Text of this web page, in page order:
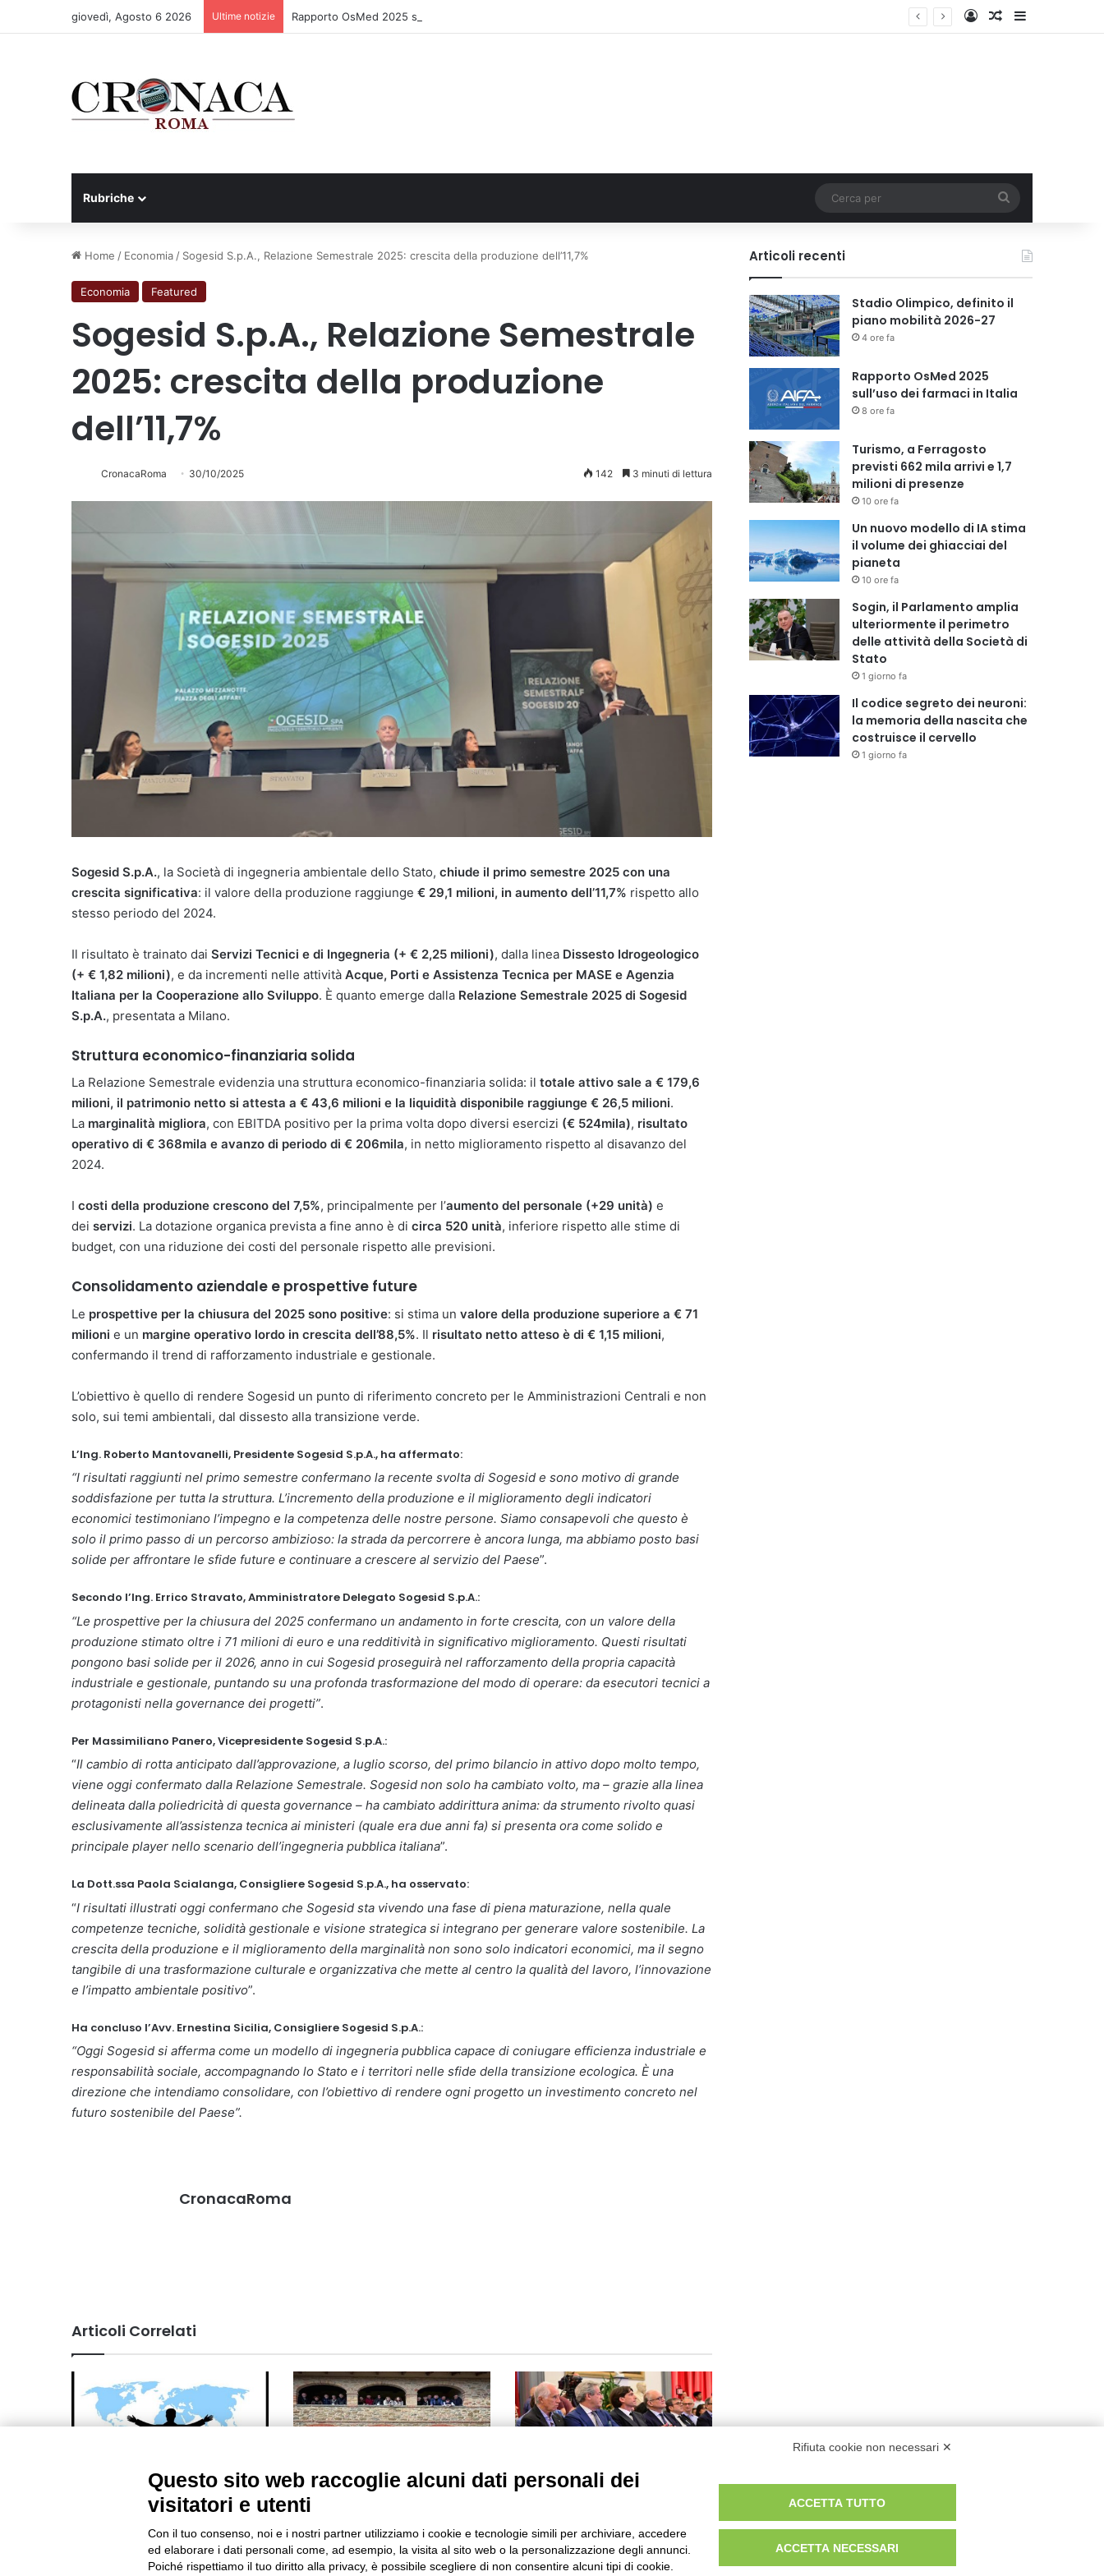
giovedì, Agosto 6 2026 Ultime notizie Rapporto OsMed 2025 sull’uso dei farmaci in Italia AccediUn articolo a
Rubriche
per
Home / Economia / Sogesid S.p.A., Relazione Semestrale 2025: crescita della produzione dell’11,7%
Economia Featured
Sogesid S.p.A., Relazione Semestrale
2025: crescita della produzione
dell’11,7%
CronacaRoma 30/10/2025 142 3 minuti di lettura
Sogesid S.p.A., la Società di ingegneria ambientale dello Stato, chiude il primo semestre 2025 con una
crescita significativa: il valore della produzione raggiunge € 29,1 milioni, in aumento dell’11,7% rispetto allo
stesso periodo del 2024.
Il risultato è trainato dai Servizi Tecnici e di Ingegneria (+ € 2,25 milioni), dalla linea Dissesto Idrogeologico
(+ € 1,82 milioni), e da incrementi nelle attività Acque, Porti e Assistenza Tecnica per MASE e Agenzia
Italiana per la Cooperazione allo Sviluppo. È quanto emerge dalla Relazione Semestrale 2025 di Sogesid
S.p.A., presentata a Milano.
Struttura economico-finanziaria solida
La Relazione Semestrale evidenzia una struttura economico-finanziaria solida: il totale attivo sale a € 179,6
milioni, il patrimonio netto si attesta a € 43,6 milioni e la liquidità disponibile raggiunge € 26,5 milioni.
La marginalità migliora, con EBITDA positivo per la prima volta dopo diversi esercizi (€ 524mila), risultato
operativo di € 368mila e avanzo di periodo di € 206mila, in netto miglioramento rispetto al disavanzo del
2024.
I costi della produzione crescono del 7,5%, principalmente per l’aumento del personale (+29 unità) e
dei servizi. La dotazione organica prevista a fine anno è di circa 520 unità, inferiore rispetto alle stime di
budget, con una riduzione dei costi del personale rispetto alle previsioni.
Consolidamento aziendale e prospettive future
Le prospettive per la chiusura del 2025 sono positive: si stima un valore della produzione superiore a € 71
milioni e un margine operativo lordo in crescita dell’88,5%. Il risultato netto atteso è di € 1,15 milioni,
confermando il trend di rafforzamento industriale e gestionale.
L’obiettivo è quello di rendere Sogesid un punto di riferimento concreto per le Amministrazioni Centrali e non
solo, sui temi ambientali, dal dissesto alla transizione verde.
L’Ing. Roberto Mantovanelli, Presidente Sogesid S.p.A., ha affermato:
“I risultati raggiunti nel primo semestre confermano la recente svolta di Sogesid e sono motivo di grande
soddisfazione per tutta la struttura. L’incremento della produzione e il miglioramento degli indicatori
economici testimoniano l’impegno e la competenza delle nostre persone. Siamo consapevoli che questo è
solo il primo passo di un percorso ambizioso: la strada da percorrere è ancora lunga, ma abbiamo posto basi
solide per affrontare le sfide future e continuare a crescere al servizio del Paese”.
Secondo l’Ing. Errico Stravato, Amministratore Delegato Sogesid S.p.A.:
“Le prospettive per la chiusura del 2025 confermano un andamento in forte crescita, con un valore della
produzione stimato oltre i 71 milioni di euro e una redditività in significativo miglioramento. Questi risultati
pongono basi solide per il 2026, anno in cui Sogesid proseguirà nel rafforzamento della propria capacità
industriale e gestionale, puntando su una profonda trasformazione del modo di operare: da esecutori tecnici a
protagonisti nella governance dei progetti”.
Per Massimiliano Panero, Vicepresidente Sogesid S.p.A.:
“Il cambio di rotta anticipato dall’approvazione, a luglio scorso, del primo bilancio in attivo dopo molto tempo,
viene oggi confermato dalla Relazione Semestrale. Sogesid non solo ha cambiato volto, ma – grazie alla linea
delineata dalla poliedricità di questa governance – ha cambiato addirittura anima: da strumento rivolto quasi
esclusivamente all’assistenza tecnica ai ministeri (quale era due anni fa) si presenta ora come solido e
principale player nello scenario dell’ingegneria pubblica italiana”.
La Dott.ssa Paola Scialanga, Consigliere Sogesid S.p.A., ha osservato:
“I risultati illustrati oggi confermano che Sogesid sta vivendo una fase di piena maturazione, nella quale
competenze tecniche, solidità gestionale e visione strategica si integrano per generare valore sostenibile. La
crescita della produzione e il miglioramento della marginalità non sono solo indicatori economici, ma il segno
tangibile di una trasformazione culturale e organizzativa che mette al centro la qualità del lavoro, l’innovazione
e l’impatto ambientale positivo”.
Ha concluso l’Avv. Ernestina Sicilia, Consigliere Sogesid S.p.A.:
“Oggi Sogesid si afferma come un modello di ingegneria pubblica capace di coniugare efficienza industriale e
responsabilità sociale, accompagnando lo Stato e i territori nelle sfide della transizione ecologica. È una
direzione che intendiamo consolidare, con l’obiettivo di rendere ogni progetto un investimento concreto nel
futuro sostenibile del Paese”.
CronacaRoma
Articoli Correlati
Online il sito del Forum Mondiale
OCSE sul Benessere
Innovazione che fa crescere i
territori: CREA e ANARSIA per il
sistema AKIS
06/03/2026
miliardi
03/07/2026
Articoli recenti
Stadio Olimpico, definito il
piano mobilità 2026-27
4 ore fa
Rapporto OsMed 2025
sull’uso dei farmaci in Italia
8 ore fa
Turismo, a Ferragosto
previsti 662 mila arrivi e 1,7
milioni di presenze
10 ore fa
Un nuovo modello di IA stima
il volume dei ghiacciai del
pianeta
10 ore fa
Sogin, il Parlamento amplia
ulteriormente il perimetro
delle attività della Società di
Stato
1 giorno fa
Il codice segreto dei neuroni:
la memoria della nascita che
costruisce il cervello
1 giorno fa
Rifiuta cookie non necessari ✕
Questo sito web raccoglie alcuni dati personali dei
visitatori e utenti
Con il tuo consenso, noi e i nostri partner utilizziamo i cookie e tecnologie simili per archiviare, accedere
ed elaborare i dati personali come, ad esempio, la visita al sito web o la personalizzazione degli annunci.
Poiché rispettiamo il tuo diritto alla privacy, è possibile scegliere di non consentire alcuni tipi di cookie.
ACCETTA TUTTO
ACCETTA NECESSARI